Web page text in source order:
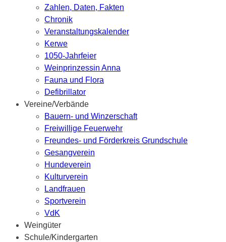
Zahlen, Daten, Fakten
Chronik
Veranstaltungskalender
Kerwe
1050-Jahrfeier
Weinprinzessin Anna
Fauna und Flora
Defibrillator
Vereine/Verbände
Bauern- und Winzerschaft
Freiwillige Feuerwehr
Freundes- und Förderkreis Grundschule
Gesangverein
Hundeverein
Kulturverein
Landfrauen
Sportverein
VdK
Weingüter
Schule/Kindergarten